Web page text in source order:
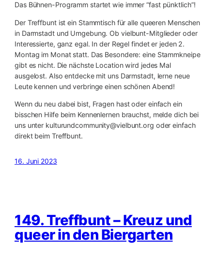
Das Bühnen-Programm startet wie immer “fast pünktlich”!
Der Treffbunt ist ein Stammtisch für alle queeren Menschen
in Darmstadt und Umgebung. Ob vielbunt-Mitglieder oder
Interessierte, ganz egal. In der Regel findet er jeden 2.
Montag im Monat statt. Das Besondere: eine Stammkneipe
gibt es nicht. Die nächste Location wird jedes Mal
ausgelost. Also entdecke mit uns Darmstadt, lerne neue
Leute kennen und verbringe einen schönen Abend!
Wenn du neu dabei bist, Fragen hast oder einfach ein
bisschen Hilfe beim Kennenlernen brauchst, melde dich bei
uns unter kulturundcommunity@vielbunt.org oder einfach
direkt beim Treffbunt.
16. Juni 2023
149. Treffbunt – Kreuz und
queer in den Biergarten